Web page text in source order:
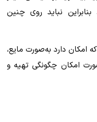
نباید روی چنین
دارد به‌صورت مایع،
امکان چگونگی تهیه و